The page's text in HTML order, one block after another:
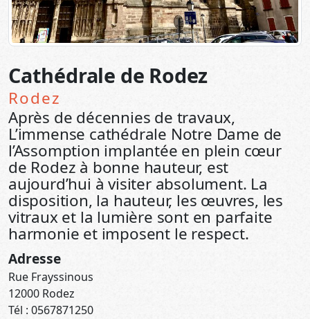
Cathédrale de Rodez
Rodez
Après de décennies de travaux,
L’immense cathédrale Notre Dame de
l’Assomption implantée en plein cœur
de Rodez à bonne hauteur, est
aujourd’hui à visiter absolument. La
disposition, la hauteur, les œuvres, les
vitraux et la lumière sont en parfaite
harmonie et imposent le respect.
Adresse
Rue Frayssinous
12000 Rodez
Tél : 0567871250